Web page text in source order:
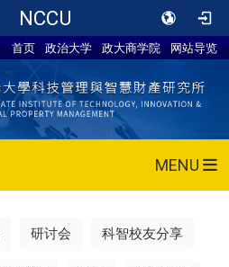
NCCU
首页 政治大学 政大商学院 网站导览
MENU
研讨会 科智校友分享